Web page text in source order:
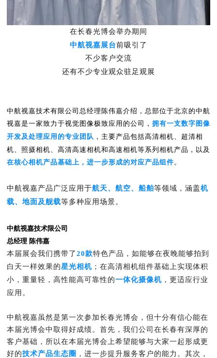
在长春光博会举办期间
中航视嘉展台前吸引了
不少客户交流
还有不少专业观众驻足观展
中航视嘉技术有限公司总经理陈伟嘉介绍，总部位于北京的中航
视嘉是一家致力于视觉图像极致应用的公司， 拥有一支数字图像
开发及处理应用的专业团队 ，主要产品包括高清相机、超清相
机、照摄相机、高清高速相机和高速相机等系列相机产品，以及
在核心相机产品基础上，进一步形成的对应产品组件。
中航视嘉产品广泛应用于航天、 航空、船舶等领域，涵盖机
载、地面及舰载等多种应用场景。
中航视嘉技术限公司
总经理 陈伟嘉
本届展会我们携带了20款特色产品，如能够在夜晚能够拍到
白天一样效果的星光相机；在高清相机组件基础上实现体积
小，重量轻，高性能高可靠性的一体化摄像机，更适应行业
应用。
中航视嘉虽然是第一次参加长春光博会，但十分有信心能在
本届光博会中取得好成绩。首先，我们公司在长春有深厚的
客户基础，所以在本届光博会上希望能够与大家一起形成更
好的技术产品生态圈 ，进一步提升服务客户的能力。其次，